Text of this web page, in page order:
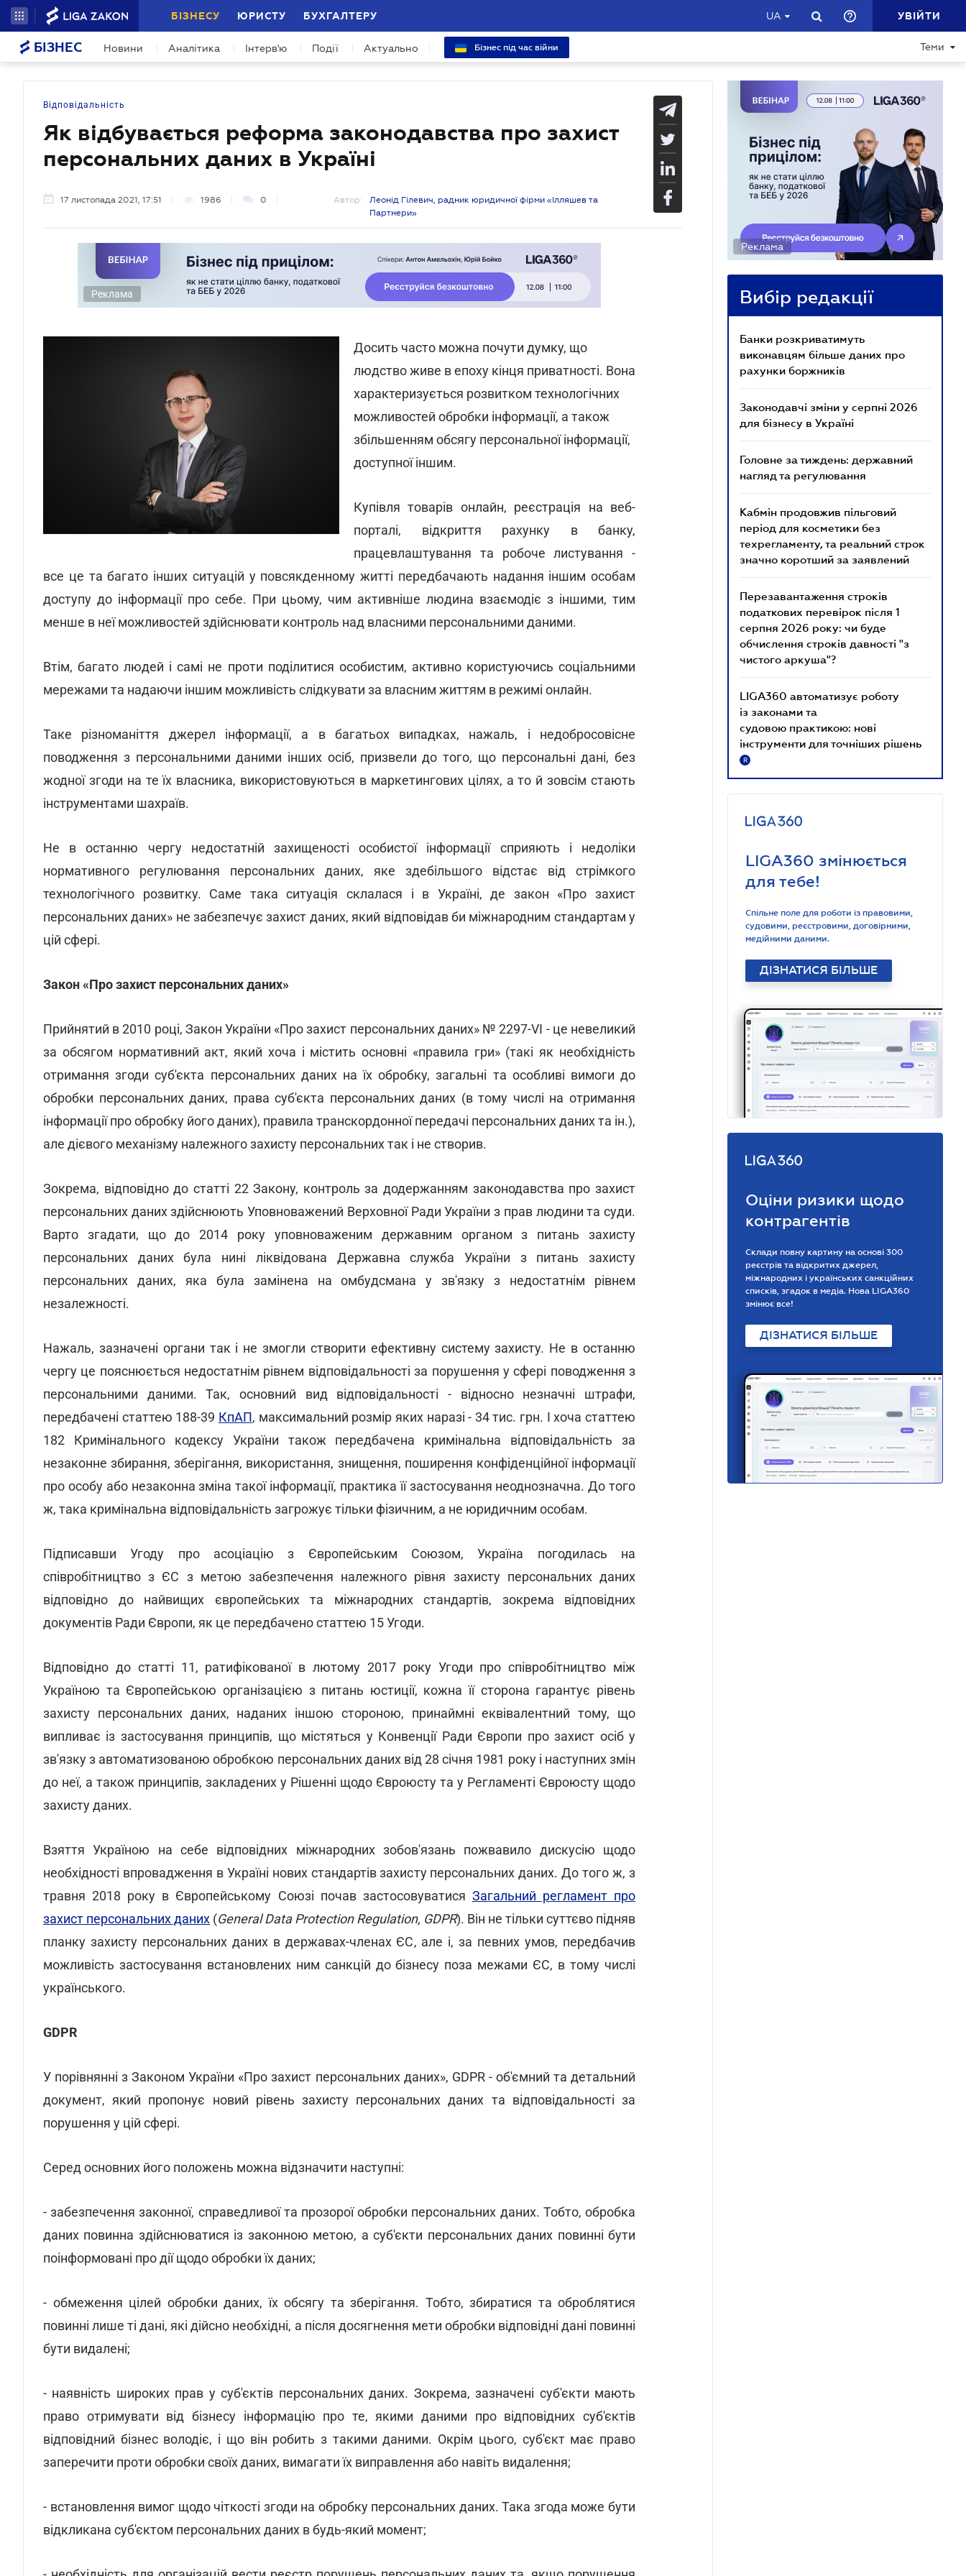
БІЗНЕСУ ЮРИСТУ БУХГАЛТЕРУ UA УВІЙТИ
БІЗНЕС Новини Аналітика Інтерв'ю Події Актуально Бізнес під час війни Теми
Відповідальність
Як відбувається реформа законодавства про захист
персональних даних в Україні
17 листопада 2021, 17:51 1986 0 Автор:
Леонід Гілевич, радник юридичної фірми «Ілляшев та
Партнери»
Реклама
Досить часто можна почути думку, що
людство живе в епоху кінця приватності. Вона
характеризується розвитком технологічних
можливостей обробки інформації, а також
збільшенням обсягу персональної інформації,
доступної іншим.
Купівля товарів онлайн, реєстрація на веб-
порталі, відкриття рахунку в банку,
працевлаштування та робоче листування -
все це та багато інших ситуацій у повсякденному житті передбачають надання іншим особам
доступу до інформації про себе. При цьому, чим активніше людина взаємодіє з іншими, тим
менше в неї можливостей здійснювати контроль над власними персональними даними.
Втім, багато людей і самі не проти поділитися особистим, активно користуючись соціальними
мережами та надаючи іншим можливість слідкувати за власним життям в режимі онлайн.
Таке різноманіття джерел інформації, а в багатьох випадках, нажаль, і недобросовісне
поводження з персональними даними інших осіб, призвели до того, що персональні дані, без
жодної згоди на те їх власника, використовуються в маркетингових цілях, а то й зовсім стають
інструментами шахраїв.
Не в останню чергу недостатній захищеності особистої інформації сприяють і недоліки
нормативного регулювання персональних даних, яке здебільшого відстає від стрімкого
технологічного розвитку. Саме така ситуація склалася і в Україні, де закон «Про захист
персональних даних» не забезпечує захист даних, який відповідав би міжнародним стандартам у
цій сфері.
Закон «Про захист персональних даних»
Прийнятий в 2010 році, Закон України «Про захист персональних даних» № 2297-VI - це невеликий
за обсягом нормативний акт, який хоча і містить основні «правила гри» (такі як необхідність
отримання згоди суб'єкта персональних даних на їх обробку, загальні та особливі вимоги до
обробки персональних даних, права суб'єкта персональних даних (в тому числі на отримання
інформації про обробку його даних), правила транскордонної передачі персональних даних та ін.),
але дієвого механізму належного захисту персональних так і не створив.
Зокрема, відповідно до статті 22 Закону, контроль за додержанням законодавства про захист
персональних даних здійснюють Уповноважений Верховної Ради України з прав людини та суди.
Варто згадати, що до 2014 року уповноваженим державним органом з питань захисту
персональних даних була нині ліквідована Державна служба України з питань захисту
персональних даних, яка була замінена на омбудсмана у зв'язку з недостатнім рівнем
незалежності.
Нажаль, зазначені органи так і не змогли створити ефективну систему захисту. Не в останню
чергу це пояснюється недостатнім рівнем відповідальності за порушення у сфері поводження з
персональними даними. Так, основний вид відповідальності - відносно незначні штрафи,
передбачені статтею 188-39 КпАП, максимальний розмір яких наразі - 34 тис. грн. І хоча статтею
182 Кримінального кодексу України також передбачена кримінальна відповідальність за
незаконне збирання, зберігання, використання, знищення, поширення конфіденційної інформації
про особу або незаконна зміна такої інформації, практика її застосування неоднозначна. До того
ж, така кримінальна відповідальність загрожує тільки фізичним, а не юридичним особам.
Підписавши Угоду про асоціацію з Європейським Союзом, Україна погодилась на
співробітництво з ЄС з метою забезпечення належного рівня захисту персональних даних
відповідно до найвищих європейських та міжнародних стандартів, зокрема відповідних
документів Ради Європи, як це передбачено статтею 15 Угоди.
Відповідно до статті 11, ратифікованої в лютому 2017 року Угоди про співробітництво між
Україною та Європейською організацією з питань юстиції, кожна її сторона гарантує рівень
захисту персональних даних, наданих іншою стороною, принаймні еквівалентний тому, що
випливає із застосування принципів, що містяться у Конвенції Ради Європи про захист осіб у
зв'язку з автоматизованою обробкою персональних даних від 28 січня 1981 року і наступних змін
до неї, а також принципів, закладених у Рішенні щодо Євроюсту та у Регламенті Євроюсту щодо
захисту даних.
Взяття Україною на себе відповідних міжнародних зобов'язань пожвавило дискусію щодо
необхідності впровадження в Україні нових стандартів захисту персональних даних. До того ж, з
травня 2018 року в Європейському Союзі почав застосовуватися Загальний регламент про
захист персональних даних (General Data Protection Regulation, GDPR). Він не тільки суттєво підняв
планку захисту персональних даних в державах-членах ЄС, але і, за певних умов, передбачив
можливість застосування встановлених ним санкцій до бізнесу поза межами ЄС, в тому числі
українського.
GDPR
У порівнянні з Законом України «Про захист персональних даних», GDPR - об'ємний та детальний
документ, який пропонує новий рівень захисту персональних даних та відповідальності за
порушення у цій сфері.
Серед основних його положень можна відзначити наступні:
- забезпечення законної, справедливої та прозорої обробки персональних даних. Тобто, обробка
даних повинна здійснюватися із законною метою, а суб'єкти персональних даних повинні бути
поінформовані про дії щодо обробки їх даних;
- обмеження цілей обробки даних, їх обсягу та зберігання. Тобто, збиратися та оброблятися
повинні лише ті дані, які дійсно необхідні, а після досягнення мети обробки відповідні дані повинні
бути видалені;
- наявність широких прав у суб'єктів персональних даних. Зокрема, зазначені суб'єкти мають
право отримувати від бізнесу інформацію про те, якими даними про відповідних суб'єктів
відповідний бізнес володіє, і що він робить з такими даними. Окрім цього, суб'єкт має право
заперечити проти обробки своїх даних, вимагати їх виправлення або навіть видалення;
- встановлення вимог щодо чіткості згоди на обробку персональних даних. Така згода може бути
відкликана суб'єктом персональних даних в будь-який момент;
Реклама
Вибір редакції
Банки розкриватимуть
виконавцям більше даних про
рахунки боржників
Законодавчі зміни у серпні 2026
для бізнесу в Україні
Головне за тиждень: державний
нагляд та регулювання
Кабмін продовжив пільговий
період для косметики без
техрегламенту, та реальний строк
значно коротший за заявлений
Перезавантаження строків
податкових перевірок після 1
серпня 2026 року: чи буде
обчислення строків давності "з
чистого аркуша"?
LIGA360 автоматизує роботу
із законами та
судовою практикою: нові
інструменти для точніших рішень
R
LIGA360 змінюється
для тебе!
Спільне поле для роботи із правовими,
судовими, реєстровими, договірними,
медійними даними.
ДІЗНАТИСЯ БІЛЬШЕ
Оціни ризики щодо
контрагентів
Склади повну картину на основі 300
реєстрів та відкритих джерел,
міжнародних і українських санкційних
списків, згадок в медіа. Нова LIGA360
змінює все!
ДІЗНАТИСЯ БІЛЬШЕ